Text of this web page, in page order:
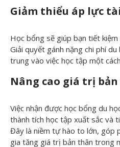
Giảm thiểu áp lực
Học bổng sẽ giúp bạn tiết
Giải quyết gánh nặng chi phí
trung vào việc học tập một
Nâng cao giá trị
Việc nhận được học bổng du
thành tích học tập xuất sắc và
Đây là niềm tự hào to lớn, góp
gia tăng giá trị bản thân trong